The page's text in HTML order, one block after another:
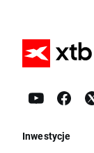
Inwestycje